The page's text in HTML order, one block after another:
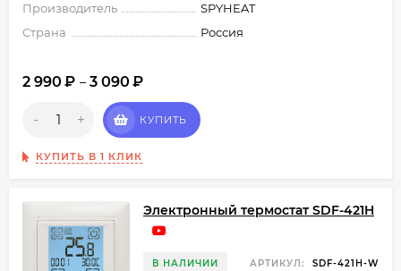
Производитель
SPYHEAT
Страна
Россия
2 990 ₽ – 3 090 ₽
- + КУПИТЬ
КУПИТЬ В 1 КЛИК
Электронный термостат SDF-421H
В НАЛИЧИИ АРТИКУЛ: SDF-421H-W